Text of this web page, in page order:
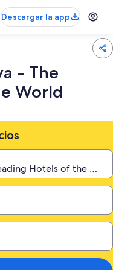
Descargar la app
- The
World